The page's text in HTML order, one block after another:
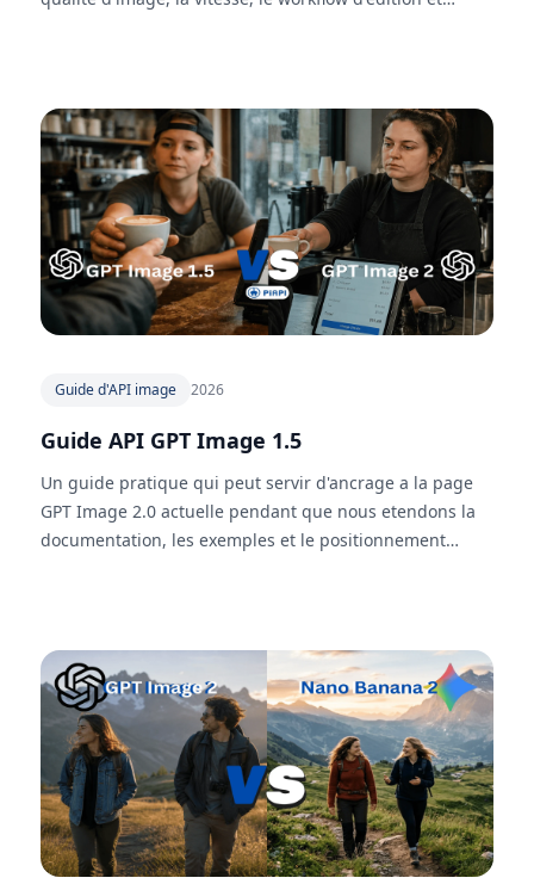
Guide d'API image 2026
Guide API GPT Image 1.5
Un guide pratique qui peut servir d'ancrage a la page
GPT Image 2.0 actuelle pendant que nous etendons la
documentation, les exemples et le positionnement